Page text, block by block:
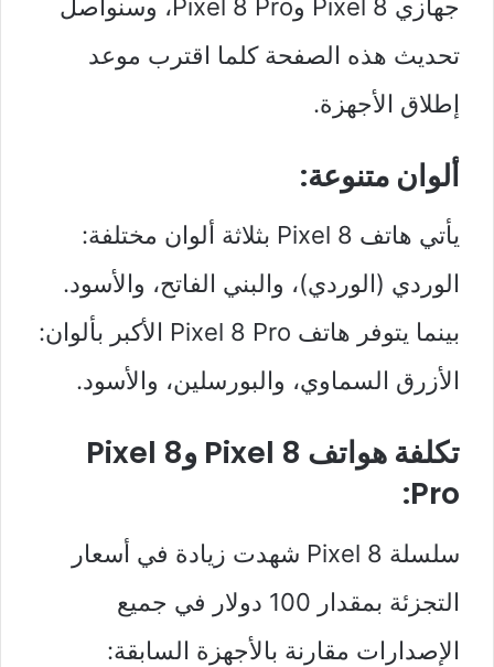
جهازي Pixel 8 وPixel 8 Pro، وسنواصل
تحديث هذه الصفحة كلما اقترب موعد
إطلاق الأجهزة.
ألوان متنوعة:
يأتي هاتف Pixel 8 بثلاثة ألوان مختلفة:
الوردي (الوردي)، والبني الفاتح، والأسود.
بينما يتوفر هاتف Pixel 8 Pro الأكبر بألوان:
الأزرق السماوي، والبورسلين، والأسود.
تكلفة هواتف Pixel 8 وPixel 8
Pro:
سلسلة Pixel 8 شهدت زيادة في أسعار
التجزئة بمقدار 100 دولار في جميع
الإصدارات مقارنة بالأجهزة السابقة: